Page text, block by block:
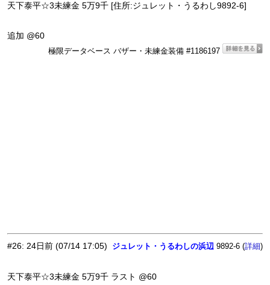
天下泰平☆3未練金 5万9千 [住所:ジュレット・うるわし9892-6]
追加 @60
極限データベース バザー・未練金装備 #1186197
#26: 24日前 (07/14 17:05) ジュレット・うるわしの浜辺 9892-6 (詳細)
天下泰平☆3未練金 5万9千 ラスト @60